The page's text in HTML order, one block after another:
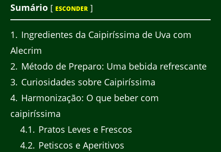
Sumário [ ESCONDER ]
1
Ingredientes da Caipiríssima de Uva com
Alecrim
2 Método de Preparo: Uma bebida refrescante
3 Curiosidades sobre Caipiríssima
4 Harmonização: O que beber com
caipiríssima
4.1
Pratos Leves e Frescos
4.2 Petiscos e Aperitivos